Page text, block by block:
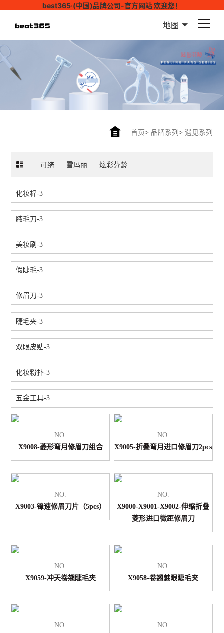
best365·(中国)品牌公司-官方网站 欢迎您！
地图
首页> 品牌系列 > 遇见系列
可绮 雪玛丽 炫彩芬龄
化妆棉-3
腋毛刀-3
美妆刷-3
假睫毛-3
修眉刀-3
睫毛夹-3
双眼皮贴-3
化妆粉扑-3
五金工具-3
NO.
X9008-菱形弯月修眉刀组合
NO.
X9005-折叠弯月进口修眉刀2pcs
NO.
X9003-锋速修眉刀片（5pcs）
NO.
X9000-X9001-X9002-伸缩折叠
菱形进口微距修眉刀
NO.
X9059-冲天卷翘睫毛夹
NO.
X9058-卷翘魅眼睫毛夹
NO.
NO.